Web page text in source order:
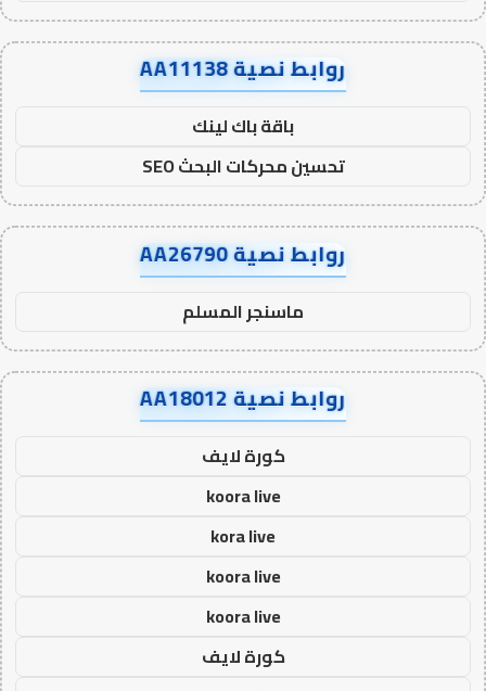
روابط نصية AA11138
باقة باك لينك
تحسين محركات البحث SEO
روابط نصية AA26790
ماسنجر المسلم
روابط نصية AA18012
كورة لايف
koora live
kora live
koora live
koora live
كورة لايف